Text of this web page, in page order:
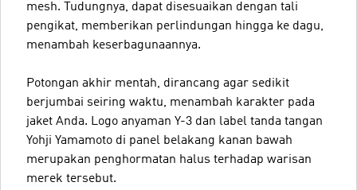
mesh. Tudungnya, dapat disesuaikan dengan tali
pengikat, memberikan perlindungan hingga ke dagu,
menambah keserbagunaannya.
Potongan akhir mentah, dirancang agar sedikit
berjumbai seiring waktu, menambah karakter pada
jaket Anda. Logo anyaman Y-3 dan label tanda tangan
Yohji Yamamoto di panel belakang kanan bawah
merupakan penghormatan halus terhadap warisan
merek tersebut.